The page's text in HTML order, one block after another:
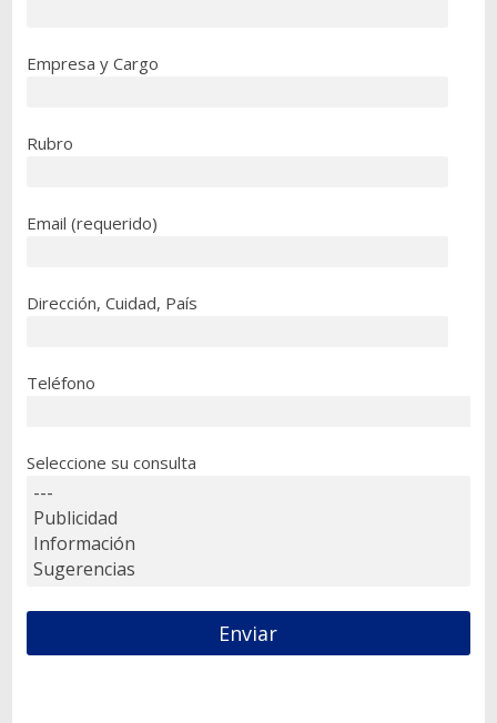
Empresa y Cargo
Rubro
Email (requerido)
Dirección, Cuidad, País
Teléfono
Seleccione su consulta